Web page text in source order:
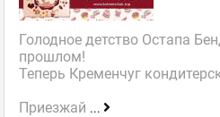
Голодное детство Остапа
прошлом!
Теперь Кременчуг
Приезжай ...